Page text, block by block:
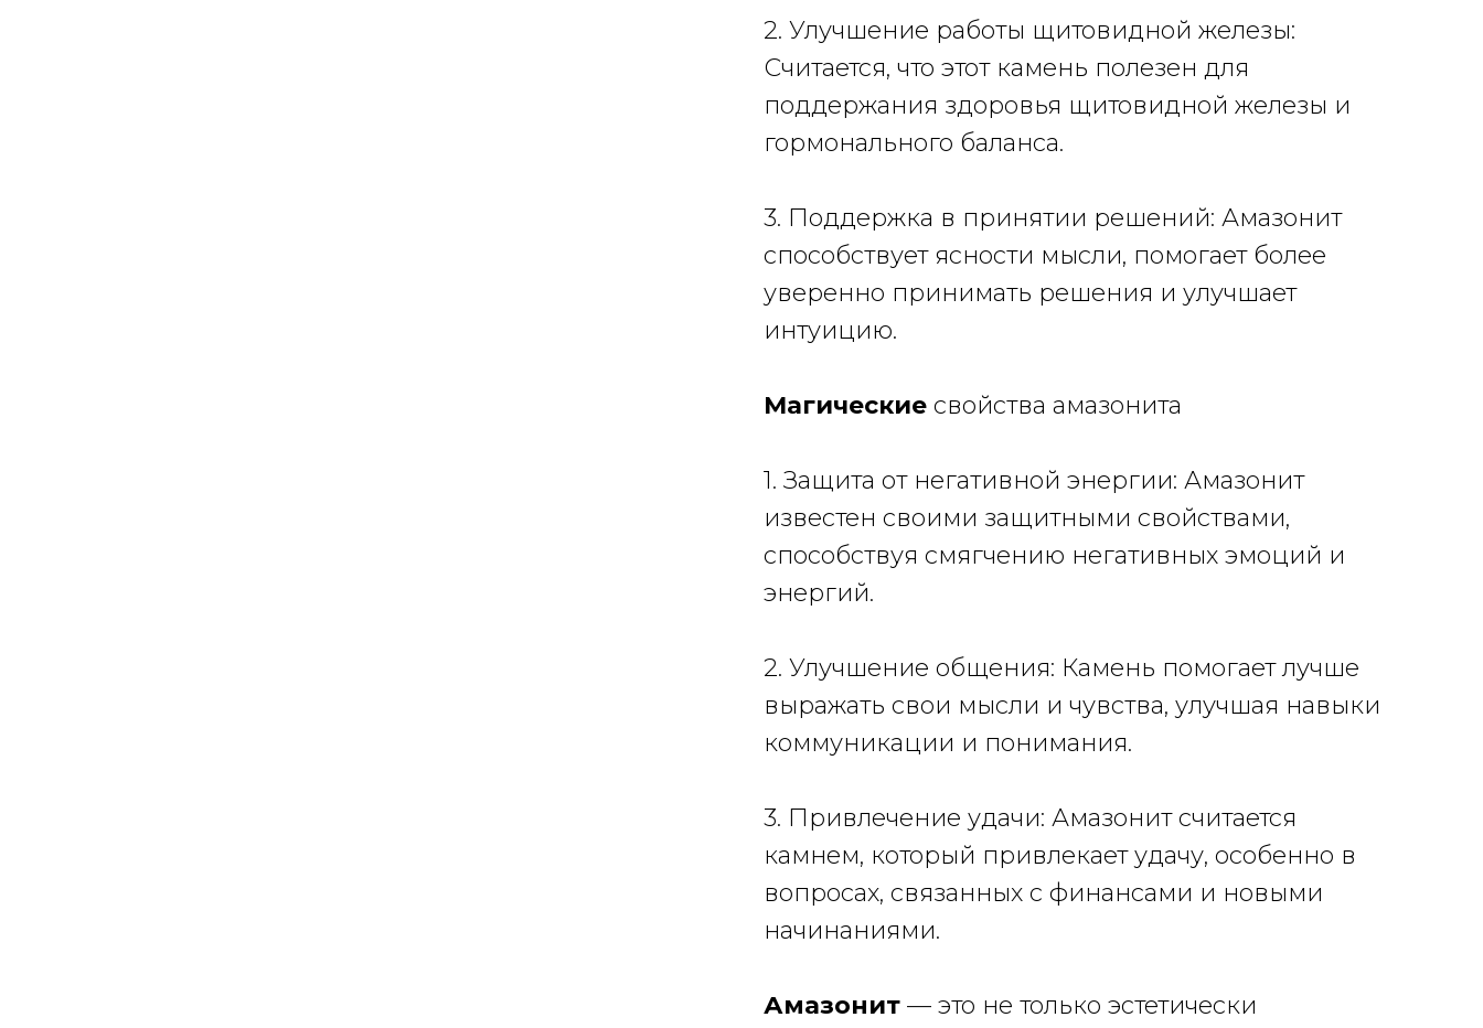
2. Улучшение работы щитовидной железы:
Считается, что этот камень полезен для
поддержания здоровья щитовидной железы и
гормонального баланса.
3. Поддержка в принятии решений: Амазонит
способствует ясности мысли, помогает более
уверенно принимать решения и улучшает
интуицию.
Магические свойства амазонита
1. Защита от негативной энергии: Амазонит
известен своими защитными свойствами,
способствуя смягчению негативных эмоций и
энергий.
2. Улучшение общения: Камень помогает лучше
выражать свои мысли и чувства, улучшая навыки
коммуникации и понимания.
3. Привлечение удачи: Амазонит считается
камнем, который привлекает удачу, особенно в
вопросах, связанных с финансами и новыми
начинаниями.
Амазонит — это не только эстетически